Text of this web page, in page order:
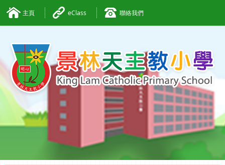
主頁 eClass 聯絡我們